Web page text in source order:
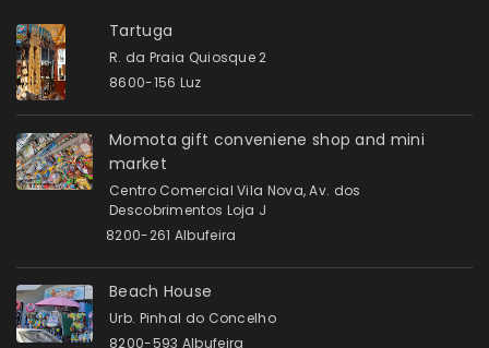
Tartuga
R. da Praia Quiosque 2
8600-156 Luz
Momota gift conveniene shop and mini
market
Centro Comercial Vila Nova, Av. dos
Descobrimentos Loja J
8200-261 Albufeira
Beach House
Urb. Pinhal do Concelho
8200-593 Albufeira